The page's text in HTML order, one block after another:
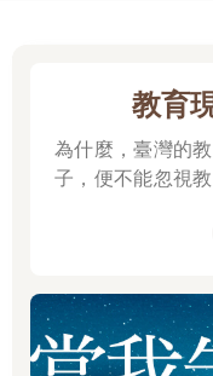
教育
為什麼，臺灣的
子，便不能忽視